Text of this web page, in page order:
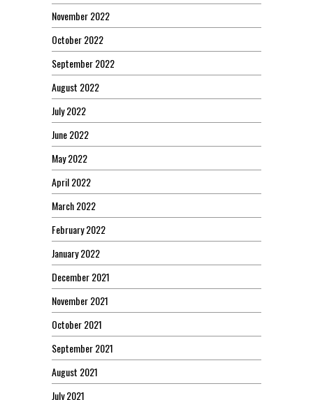
November 2022
October 2022
September 2022
August 2022
July 2022
June 2022
May 2022
April 2022
March 2022
February 2022
January 2022
December 2021
November 2021
October 2021
September 2021
August 2021
July 2021